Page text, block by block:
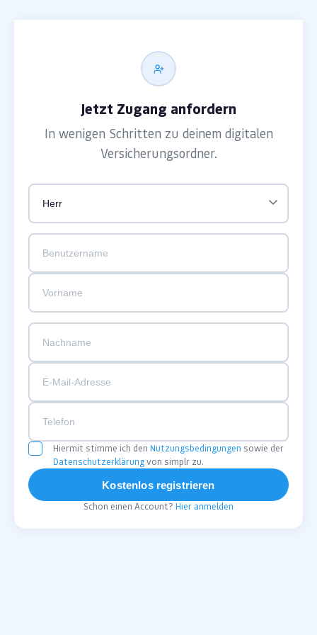
Jetzt Zugang anfordern
In wenigen Schritten zu deinem digitalen
Versicherungsordner.
Hiermit stimme ich den Nutzungsbedingungen sowie der
Datenschutzerklärung von simplr zu.
Kostenlos registrieren
Schon einen Account? Hier anmelden